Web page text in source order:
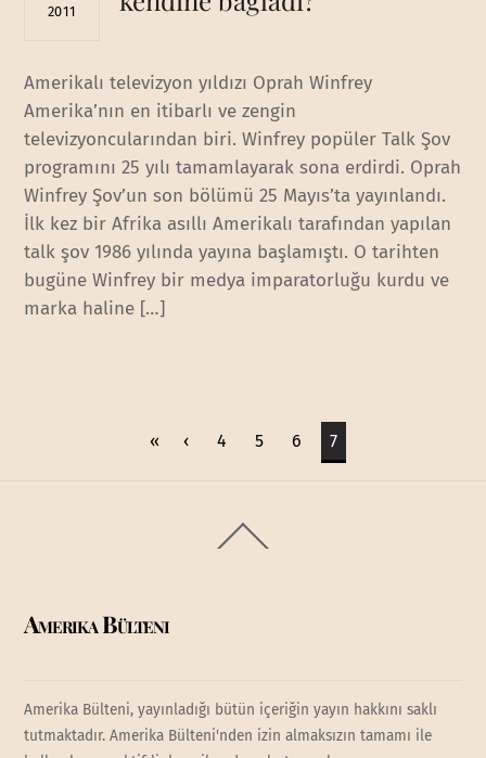
2011
Amerikalı televizyon yıldızı Oprah Winfrey
Amerika’nın en itibarlı ve zengin
televizyoncularından biri. Winfrey popüler Talk Şov
programını 25 yılı tamamlayarak sona erdirdi. Oprah
Winfrey Şov’un son bölümü 25 Mayıs’ta yayınlandı.
İlk kez bir Afrika asıllı Amerikalı tarafından yapılan
talk şov 1986 yılında yayına başlamıştı. O tarihten
bugüne Winfrey bir medya imparatorluğu kurdu ve
marka haline […]
« ‹ 4 5 6 7
To
Amerika Bülteni
Amerika Bülteni, yayınladığı bütün içeriğin yayın hakkını saklı
tutmaktadır. Amerika Bülteni'nden izin almaksızın tamamı ile